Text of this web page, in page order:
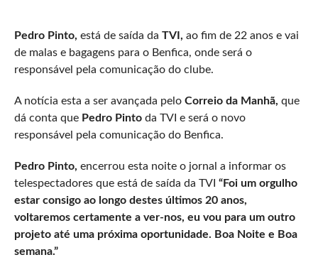
Pedro Pinto, está de saída da TVI, ao fim de 22 anos e vai
de malas e bagagens para o Benfica, onde será o
responsável pela comunicação do clube.
A notícia esta a ser avançada pelo Correio da Manhã, que
dá conta que Pedro Pinto da TVI e será o novo
responsável pela comunicação do Benfica.
Pedro Pinto, encerrou esta noite o jornal a informar os
telespectadores que está de saída da TVI “Foi um orgulho
estar consigo ao longo destes últimos 20 anos,
voltaremos certamente a ver-nos, eu vou para um outro
projeto até uma próxima oportunidade. Boa Noite e Boa
semana.”